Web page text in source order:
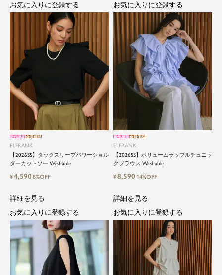
ELFRANK
【2026SS】タックスリーブパワーショル
ダーカットソー Washable
新作早割会員価格
¥4,5908%OFF
お気に入りに登録する
ELFRANK
【2026SS】ボリュームラッフルチュニッ
クブラウス Washable
新作早割会員価格
¥8,590 14%OFF
お気に入りに登録する
詳細を見る
お気に入りに登録する
詳細を見る
お気に入りに登録する